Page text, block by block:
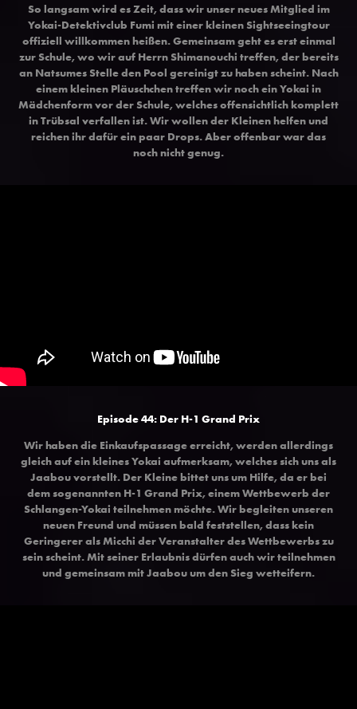
So langsam wird es Zeit, dass wir unser neues Mitglied im
Yokai-Detektivclub Fumi mit einer kleinen Sightseeingtour
offiziell willkommen heißen. Gemeinsam geht es erst einmal
zur Schule, wo wir auf Herrn Shimanouchi treffen, der bereits
an Natsumes Stelle den Pool gereinigt zu haben scheint. Nach
einem kleinen Pläuschchen treffen wir noch ein Yokai in
Mädchenform vor der Schule, welches offensichtlich komplett
in Trübsal verfallen ist. Wir wollen der Kleinen helfen und
reichen ihr dafür ein paar Drops. Aber offenbar war das
noch nicht genug.
Episode 44: Der H-1 Grand Prix
Wir haben die Einkaufspassage erreicht, werden allerdings
gleich auf ein kleines Yokai aufmerksam, welches sich uns als
Jaabou vorstellt. Der Kleine bittet uns um Hilfe, da er bei
dem sogenannten H-1 Grand Prix, einem Wettbewerb der
Schlangen-Yokai teilnehmen möchte. Wir begleiten unseren
neuen Freund und müssen bald feststellen, dass kein
Geringerer als Micchi der Veranstalter des Wettbewerbs zu
sein scheint. Mit seiner Erlaubnis dürfen auch wir teilnehmen
und gemeinsam mit Jaabou um den Sieg wetteifern.